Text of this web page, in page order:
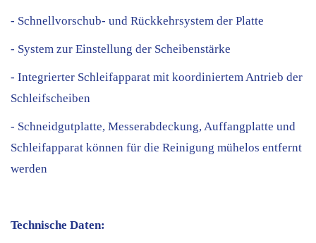
- Schnellvorschub- und Rückkehrsystem der Platte
- System zur Einstellung der Scheibenstärke
- Integrierter Schleifapparat mit koordiniertem Antrieb der
Schleifscheiben
- Schneidgutplatte, Messerabdeckung, Auffangplatte und
Schleifapparat können für die Reinigung mühelos entfernt
werden
Technische Daten: